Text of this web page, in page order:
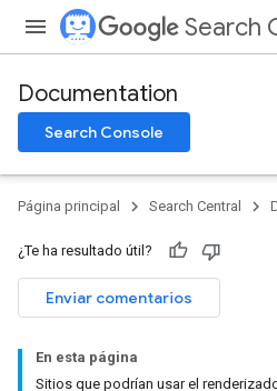
Search
Documentation
Search Console
Página principal Search Central
¿Te ha resultado útil?
Enviar comentarios
En esta página
Sitios que podrían usar el